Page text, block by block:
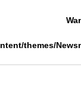
themes/